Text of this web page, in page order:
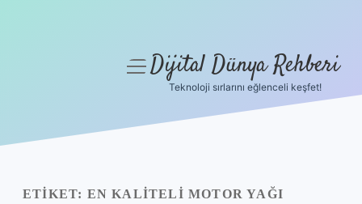
Yasal Uyarı
menüyüDijital Dünya Rehberi
Teknoloji sırlarını eğlenceli keşfet!
ETIKET: EN KALITELI MOTOR YAĞI